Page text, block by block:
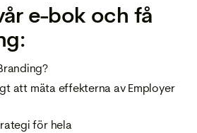
e-bok och få
att mäta effekterna av Employer
för hela